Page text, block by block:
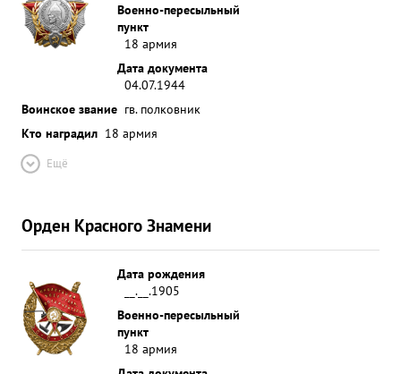
Военно-пересыльный
пункт
18 армия
Дата документа
04.07.1944
Воинское звание гв. полковник
Кто наградил 18 армия
Ещё
Орден Красного Знамени
Дата рождения
__.__.1905
Военно-пересыльный
пункт
18 армия